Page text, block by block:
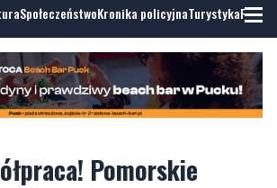
SpołeczeństwoKronika policyjnaTurystyka
Pomorskie